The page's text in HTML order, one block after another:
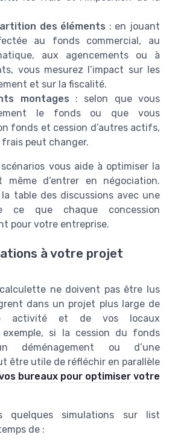
des éléments : en jouant
au fonds commercial, au
aux agencements ou à
vous mesurez l’impact sur les
et sur la fiscalité.
montages : selon que vous
le fonds ou que vous
fonds et cession d’autres actifs,
peut changer.
vous aide à optimiser la
d’entrer en négociation.
table des discussions avec une
ce que chaque concession
pour votre entreprise.
à votre projet
ne doivent pas être lus
dans un projet plus large de
activité et de vos locaux
exemple, si la cession du fonds
déménagement ou d’une
être utile de réfléchir en parallèle
bureaux pour optimiser votre
quelques simulations sur list
de :